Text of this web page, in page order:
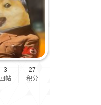
3
回帖
27
积分